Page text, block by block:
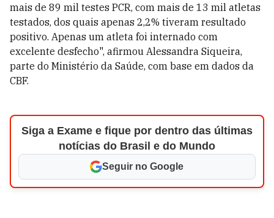
mais de 89 mil testes PCR, com mais de 13 mil atletas
testados, dos quais apenas 2,2% tiveram resultado
positivo. Apenas um atleta foi internado com
excelente desfecho", afirmou Alessandra Siqueira,
parte do Ministério da Saúde, com base em dados da
CBF.
Siga a Exame e fique por dentro das últimas
notícias do Brasil e do Mundo
Seguir no Google